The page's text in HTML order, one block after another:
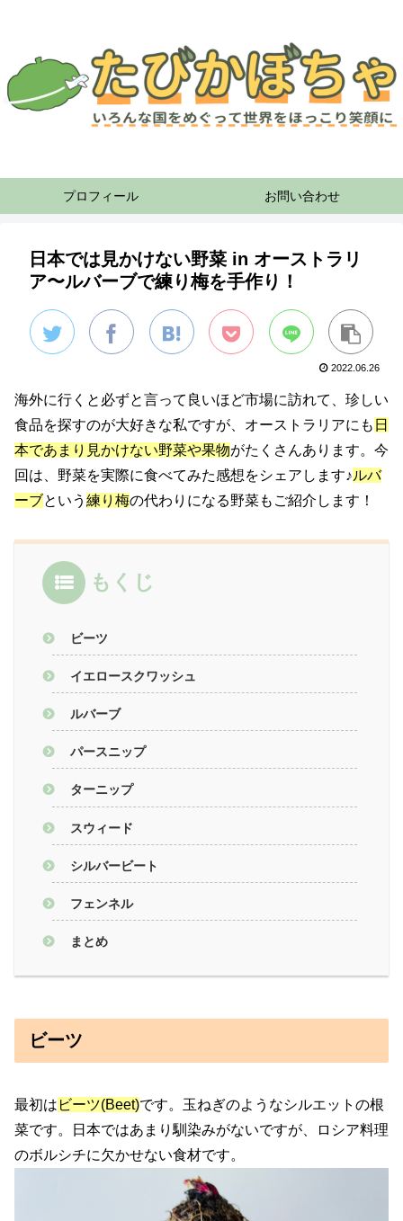
プロフィール お問い合わせ
日本では見かけない野菜 in オーストラリ
ア〜ルバーブで練り梅を手作り！
2022.06.26
海外に行くと必ずと言って良いほど市場に訪れて、珍しい
食品を探すのが大好きな私ですが、オーストラリアにも 日
本であまり見かけない野菜や果物がたくさんあります。今
回は、野菜を実際に食べてみた感想をシェアします♪ルバ
ーブという 練り梅の代わりになる野菜もご紹介します！
もくじ
ビーツ
イエロースクワッシュ
ルバーブ
パースニップ
ターニップ
スウィード
シルバービート
フェンネル
まとめ
ビーツ
最初は ビーツ(Beet)です。玉ねぎのようなシルエットの根
菜です。日本ではあまり馴染みがないですが、ロシア料理
のボルシチに欠かせない食材です。